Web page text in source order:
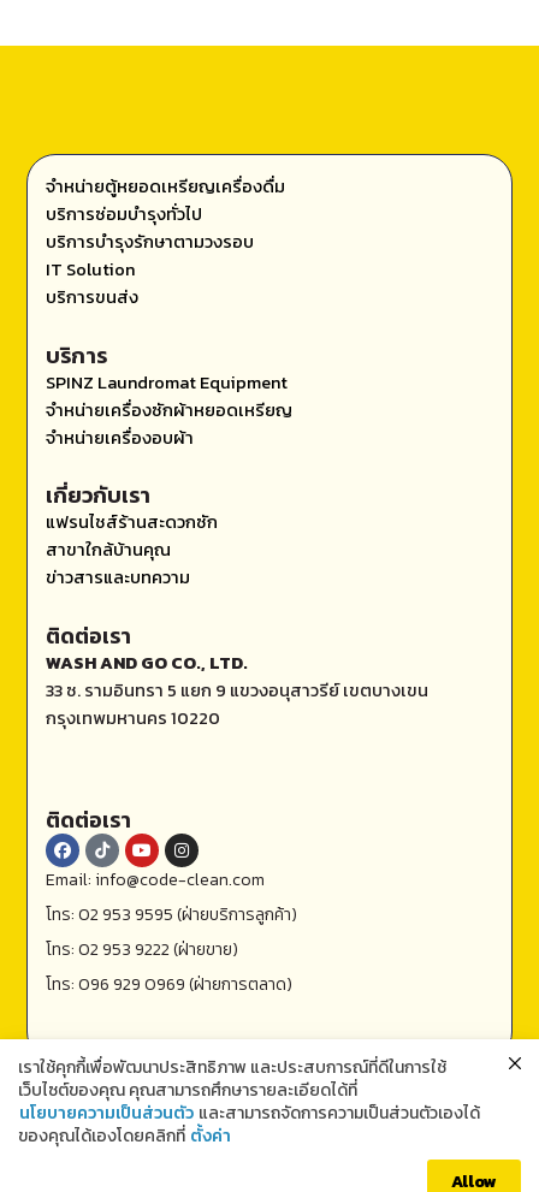
ติดต่อเรา
WASH AND GO CO., LTD.
33 ซ. รามอินทรา 5 แยก 9 แขวงอนุสาวรีย์ เขตบางเขน
กรุงเทพมหานคร 10220
เกี่ยวกับเรา
แฟรนไชส์ร้านสะดวกซัก
สาขาใกล้บ้านคุณ
ข่าวสารและบทความ
บริการ
SPINZ Laundromat Equipment
จำหน่ายเครื่องซักผ้าหยอดเหรียญ
จำหน่ายเครื่องอบผ้า
จำหน่ายตู้หยอดเหรียญเครื่องดื่ม
บริการซ่อมบำรุงทั่วไป
บริการบำรุงรักษาตามวงรอบ
IT Solution
บริการขนส่ง
ติดต่อเรา
Email: info@code-clean.com
โทร: 02 953 9595 (ฝ่ายบริการลูกค้า)
โทร: 02 953 9222 (ฝ่ายขาย)
โทร: 096 929 0969 (ฝ่ายการตลาด)
เราใช้คุกกี้เพื่อพัฒนาประสิทธิภาพ และประสบการณ์ที่ดีในการใช้
เว็บไซต์ของคุณ คุณสามารถศึกษารายละเอียดได้ที่
นโยบายความเป็นส่วนตัว และสามารถจัดการความเป็นส่วนตัวเองได้
ของคุณได้เองโดยคลิกที่ ตั้งค่า
Allow